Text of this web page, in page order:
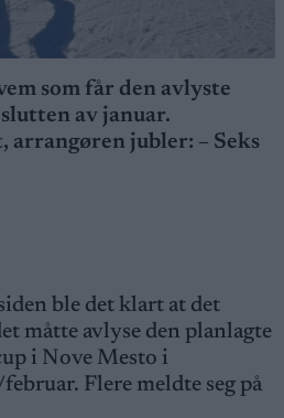
som får den avlyste
av januar.
arrangøren jubler: – Seks
ble det klart at det
måtte avlyse den planlagte
i Nove Mesto i
Flere meldte seg på